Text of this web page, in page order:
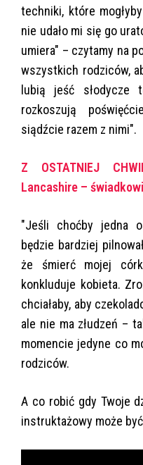
techniki, które
nie udało mi się go
umiera" – czytamy na
wszystkich rodziców,
lubią jeść
rozkoszują
siądźcie razem z nimi".
Z OSTATNIEJ
Lancashire –
"Jeśli choćby jedna
będzie bardziej
że śmierć mojej
konkluduje kobieta.
chciałaby, aby
ale nie ma złudzeń –
momencie jedyne co
rodziców.
A co robić gdy Twoje
instruktażowy może